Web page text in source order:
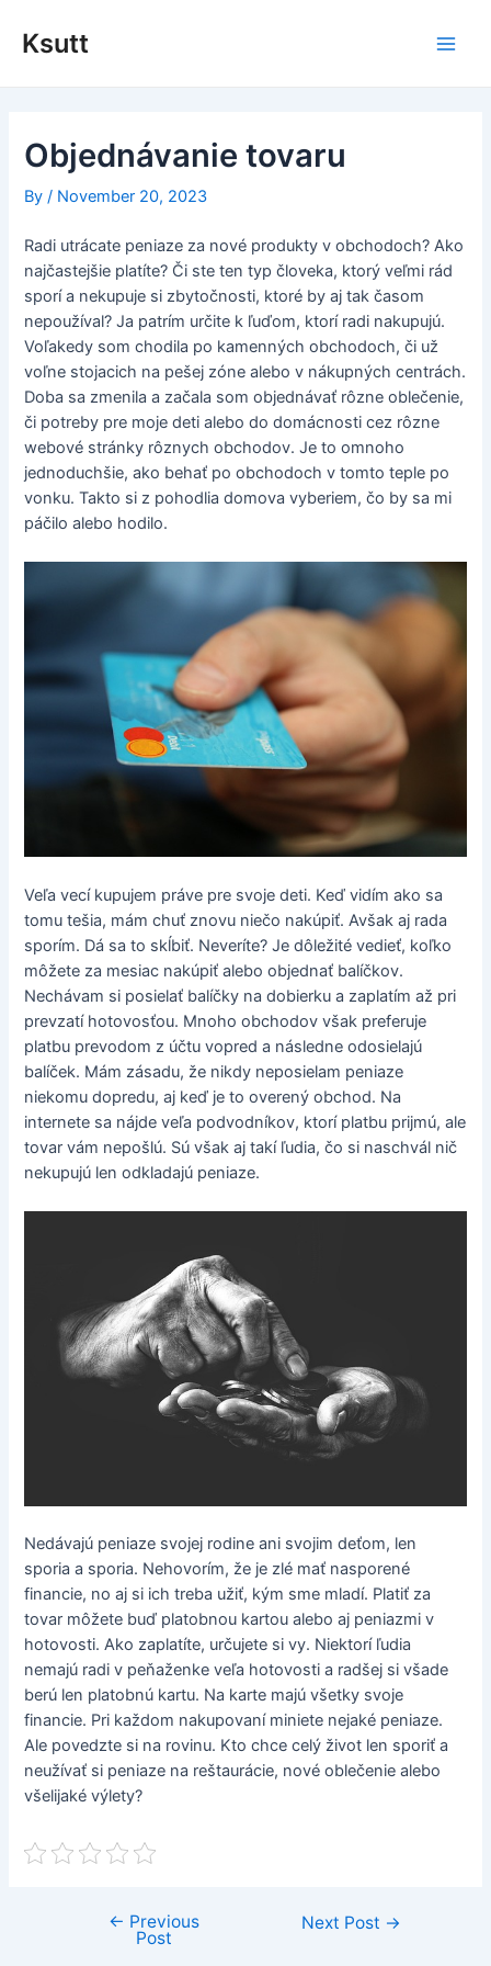
Ksutt
Objednávanie tovaru
By/ November 20, 2023
Radi utrácate peniaze za nové produkty v obchodoch? Ako
najčastejšie platíte? Či ste ten typ človeka, ktorý veľmi rád
sporí a nekupuje si zbytočnosti, ktoré by aj tak časom
nepoužíval? Ja patrím určite k ľuďom, ktorí radi nakupujú.
Voľakedy som chodila po kamenných obchodoch, či už
voľne stojacich na pešej zóne alebo v nákupných centrách.
Doba sa zmenila a začala som objednávať rôzne oblečenie,
či potreby pre moje deti alebo do domácnosti cez rôzne
webové stránky rôznych obchodov. Je to omnoho
jednoduchšie, ako behať po obchodoch v tomto teple po
vonku. Takto si z pohodlia domova vyberiem, čo by sa mi
páčilo alebo hodilo.
Veľa vecí kupujem práve pre svoje deti. Keď vidím ako sa
tomu tešia, mám chuť znovu niečo nakúpiť. Avšak aj rada
sporím. Dá sa to skĺbiť. Neveríte? Je dôležité vedieť, koľko
môžete za mesiac nakúpiť alebo objednať balíčkov.
Nechávam si posielať balíčky na dobierku a zaplatím až pri
prevzatí hotovosťou. Mnoho obchodov však preferuje
platbu prevodom z účtu vopred a následne odosielajú
balíček. Mám zásadu, že nikdy neposielam peniaze
niekomu dopredu, aj keď je to overený obchod. Na
internete sa nájde veľa podvodníkov, ktorí platbu prijmú, ale
tovar vám nepošlú. Sú však aj takí ľudia, čo si naschvál nič
nekupujú len odkladajú peniaze.
Nedávajú peniaze svojej rodine ani svojim deťom, len
sporia a sporia. Nehovorím, že je zlé mať nasporené
financie, no aj si ich treba užiť, kým sme mladí. Platiť za
tovar môžete buď platobnou kartou alebo aj peniazmi v
hotovosti. Ako zaplatíte, určujete si vy. Niektorí ľudia
nemajú radi v peňaženke veľa hotovosti a radšej si všade
berú len platobnú kartu. Na karte majú všetky svoje
financie. Pri každom nakupovaní miniete nejaké peniaze.
Ale povedzte si na rovinu. Kto chce celý život len sporiť a
neužívať si peniaze na reštaurácie, nové oblečenie alebo
všelijaké výlety?
navigation
← Previous
Post
Next Post →